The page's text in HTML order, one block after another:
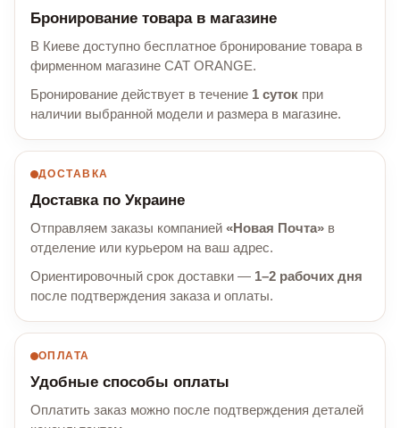
Бронирование товара в магазине
В Киеве доступно бесплатное бронирование товара в
фирменном магазине CAT ORANGE.
Бронирование действует в течение 1 суток при
наличии выбранной модели и размера в магазине.
ДОСТАВКА
Доставка по Украине
Отправляем заказы компанией «Новая Почта» в
отделение или курьером на ваш адрес.
Ориентировочный срок доставки — 1–2 рабочих дня
после подтверждения заказа и оплаты.
ОПЛАТА
Удобные способы оплаты
Оплатить заказ можно после подтверждения деталей